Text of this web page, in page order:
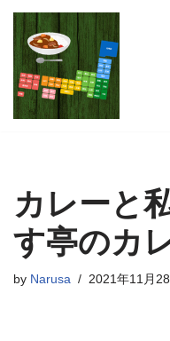
コ
ン
テ
ン
キ
ッ
プ
カレーと
す亭のカ
by Narusa 2021年11月28